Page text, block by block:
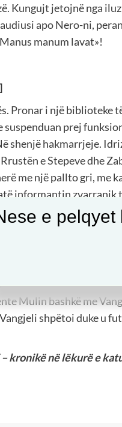
Kungujt jetojnë nga
apo Nero-ni,
manum lavat»!
Pronar i një biblioteke
prej
shenjë hakmarrjeje.
e Stepeve dhe
me një pallto gri, me
informantin zvarranik
për gjërat që s’bënin
nga milicët,
kishte deformuar
përballë Xhamisë
drejtoi sfurkun drejt
Mulin bashkë me
shpëtoi duke u
kronikë në lëkurë e
e